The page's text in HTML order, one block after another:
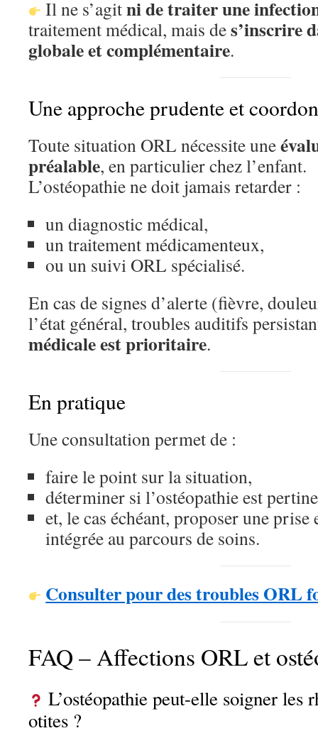
Il ne s’agitni de traiter une
traitement médical, mais des’inscrire
globale et complémentaire.
Une approche prudente et
Toute situation ORL nécessite une
préalable, en particulier chez l’enfant.
L’ostéopathie ne doit jamais retarder :
un diagnostic médical,
un traitement médicamenteux,
ou un suivi ORL spécialisé.
En cas de signes d’alerte (fièvre,
l’état général, troubles auditifs
médicale est prioritaire.
En pratique
Une consultation permet de :
faire le point sur la situation,
déterminer si l’ostéopathie est
et, le cas échéant, proposer une prise
intégrée au parcours de soins.
Consulter pour des troubles ORL
FAQ – Affections ORL et
L’ostéopathie peut-elle soigner les
otites ?